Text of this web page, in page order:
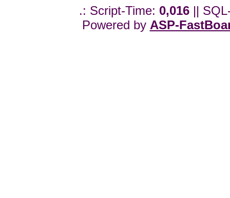
.: Script-Time: 0,016||
Powered by ASP-